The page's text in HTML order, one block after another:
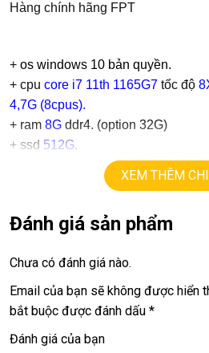
Hàng chính hãng FPT
+ os windows 10 bản quyền.
+ cpu core i7 11th 1165G7 tốc độ
4,7G (8cpus).
+ ram 8G ddr4. (option 32G)
+ ssd 512G.
15,6in led slim
+Vga intel Iris Xe Graphics
+ phím full phím số.
Giá : 15.5tr
LAPTOP TRIỀU PHÁT – UY TÍN
RẺ.
XEM THÊM
Đánh giá sản phẩm
Chưa có đánh giá nào.
Email của bạn sẽ không được hiển
bắt buộc được đánh dấu *
Đánh giá của bạn